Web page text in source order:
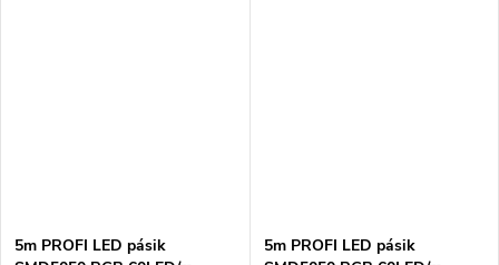
5m PROFI LED pásik
5m PROFI LED pásik